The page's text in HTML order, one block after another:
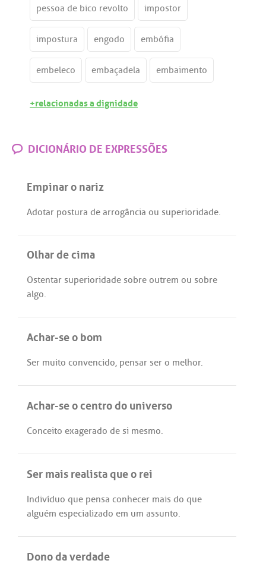
pessoa de bico revolto impostor
impostura engodo embófia
embeleco embaçadela embaimento
+relacionadas a dignidade
DICIONÁRIO DE EXPRESSÕES
Empinar o nariz
Adotar postura de arrogância ou superioridade.
Olhar de cima
Ostentar superioridade sobre outrem ou sobre
algo.
Achar-se o bom
Ser muito convencido, pensar ser o melhor.
Achar-se o centro do universo
Conceito exagerado de si mesmo.
Ser mais realista que o rei
Indivíduo que pensa conhecer mais do que
alguém especializado em um assunto.
Dono da verdade